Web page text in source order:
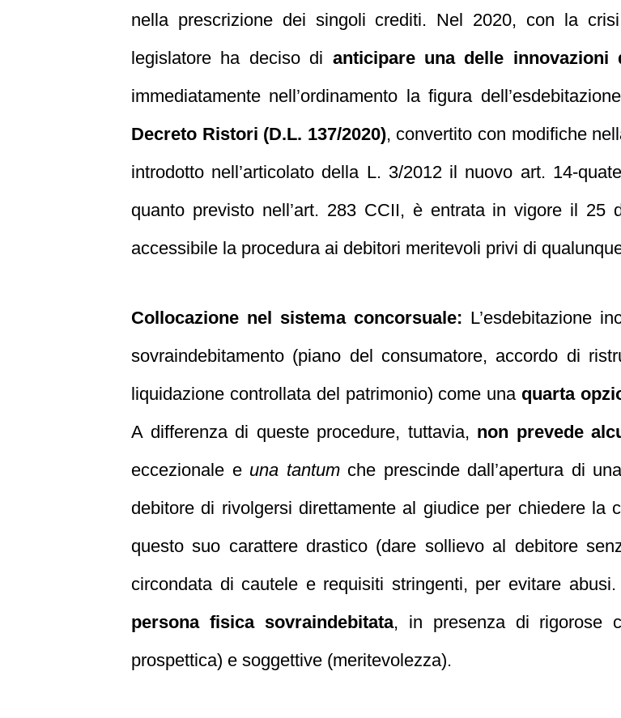
nella prescrizione dei singoli crediti. Nel 2020, con la
legislatore ha deciso di anticipare una delle
immediatamente nell’ordinamento la figura
Decreto Ristori (D.L. 137/2020), convertito con modifiche
introdotto nell’articolato della L. 3/2012 il nuovo art. 14-
quanto previsto nell’art. 283 CCII, è entrata in vigore il 25
accessibile la procedura ai debitori meritevoli privi di
Collocazione nel sistema concorsuale: L’esdebitazione
sovraindebitamento (piano del consumatore, accordo di
liquidazione controllata del patrimonio) come una quarta
A differenza di queste procedure, tuttavia, non prevede
eccezionale e una tantumche prescinde dall’apertura di
debitore di rivolgersi direttamente al giudice per chiedere la
questo suo carattere drastico (dare sollievo al debitore
circondata di cautele e requisiti stringenti, per evitare
persona fisica sovraindebitata, in presenza di rigorose
prospettica) e soggettive (meritevolezza).